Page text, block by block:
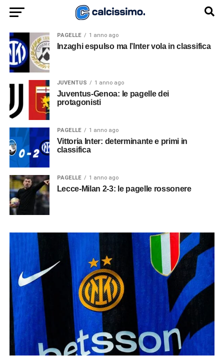
PAGELLE 1 anno ago
Inzaghi espulso ma l’Inter vola in classifica
JUVENTUS 1 anno ago
Juventus-Genoa: le pagelle dei
protagonisti
PAGELLE 1 anno ago
Vittoria Inter: determinante e primi in
classifica
PAGELLE 1 anno ago
Lecce-Milan 2-3: le pagelle rossonere